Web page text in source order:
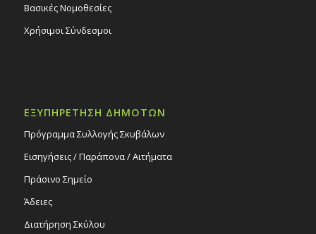
Βασικές Νομοθεσίες
Χρήσιμοι Σύνδεσμοι
ΕΞΥΠΗΡΕΤΗΣΗ ΔΗΜΟΤΩΝ
Πρόγραμμα Συλλογής Σκυβάλων
Εισηγήσεις / Παράπονα / Αιτήματα
Πράσινο Σημείο
Άδειες
Διατήρηση Σκύλου